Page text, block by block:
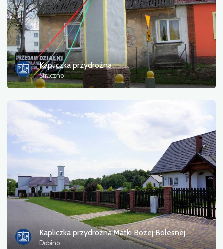
Kapliczka przydrożna
Strączno
Kapliczka przydrożna Matki Bożej Bolesnej
Dobino